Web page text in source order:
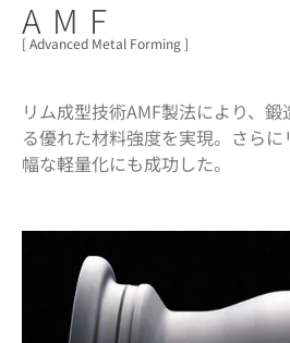
AMF
[ Advanced Metal Forming ]
リム成型技術AMF製法により、
る優れた材料強度を実現。さら
幅な軽量化にも成功した。